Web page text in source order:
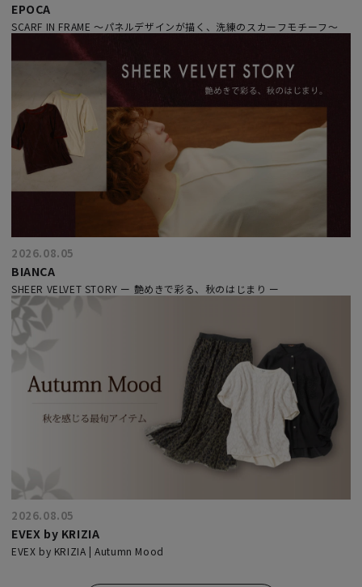
EPOCA
SCARF IN FRAME ～パネルデザインが描く、洗練のスカーフモチーフ～
2026.08.05
BIANCA
SHEER VELVET STORY ー 艶めきで彩る、秋のはじまり ー
2026.08.05
EVEX by KRIZIA
EVEX by KRIZIA | Autumn Mood